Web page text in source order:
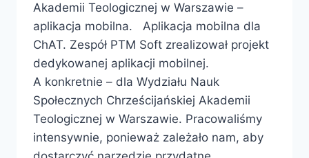
Akademii Teologicznej w Warszawie –
aplikacja mobilna. Aplikacja mobilna dla
ChAT. Zespół PTM Soft zrealizował projekt
dedykowanej aplikacji mobilnej.
A konkretnie – dla Wydziału Nauk
Społecznych Chrześcijańskiej Akademii
Teologicznej w Warszawie. Pracowaliśmy
intensywnie, ponieważ zależało nam, aby